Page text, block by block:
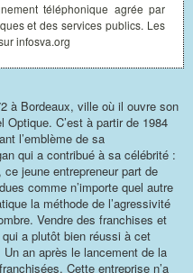
téléphonique agrée par
et des services publics. Les
infosva.org
à Bordeaux, ville où il ouvre son
C’est à partir de 1984
l’emblème de sa
qui a contribué à sa célébrité :
jeune entrepreneur part de
comme n’importe quel autre
la méthode de l’agressivité
Vendre des franchises et
a plutôt bien réussi à cet
an après le lancement de la
Cette entreprise n’a